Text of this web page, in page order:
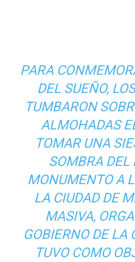
PARA
DEL SUEÑO,
TUMBARON
ALMOHADAS
TOMAR UNA
SOMBRA
MONUMENTO A
LA CIUDAD DE
MASIVA,
GOBIERNO DE LA
TUVO COMO